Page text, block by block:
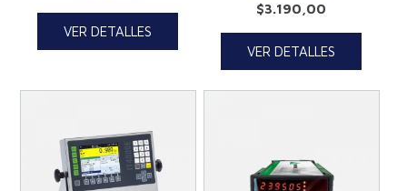
VER DETALLES
$3.190,00
VER DETALLES